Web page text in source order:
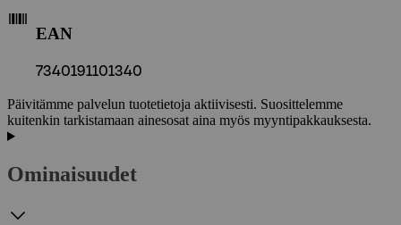
EAN
7340191101340
Päivitämme palvelun tuotetietoja aktiivisesti. Suosittelemme
kuitenkin tarkistamaan ainesosat aina myös myyntipakkauksesta.
Ominaisuudet